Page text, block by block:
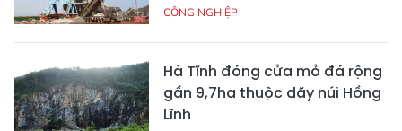
CÔNG NGHIỆP
Hà Tĩnh đóng cửa mỏ đá rộng
gần 9,7ha thuộc dãy núi Hồng
Lĩnh